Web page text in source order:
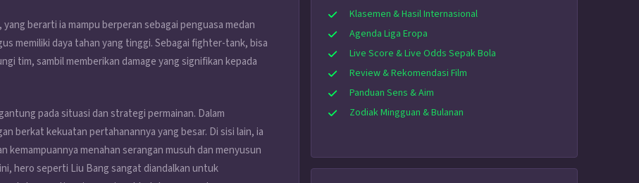
berarti ia mampu berperan sebagai penguasa medan
memiliki daya tahan yang tinggi. Sebagai fighter-tank, bisa
tim, sambil memberikan damage yang signifikan kepada
pada situasi dan strategi permainan. Dalam
berkat kekuatan pertahanannya yang besar. Di sisi lain, ia
kemampuannya menahan serangan musuh dan menyusun
hero seperti Liu Bang sangat diandalkan untuk
Klasemen & Hasil Internasional
Agenda Liga Eropa
Live Score & Live Odds Sepak Bola
Review & Rekomendasi Film
Panduan Sens & Aim
Zodiak Mingguan & Bulanan